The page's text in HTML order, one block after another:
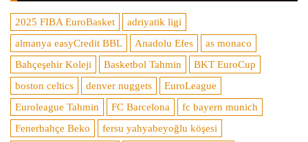
2025 FIBA EuroBasket
adriyatik ligi
almanya easyCredit BBL
Anadolu Efes
as monaco
Bahçeşehir Koleji
Basketbol Tahmin
BKT EuroCup
boston celtics
denver nuggets
EuroLeague
Euroleague Tahmin
FC Barcelona
fc bayern munich
Fenerbahçe Beko
fersu yahyabeyoğlu köşesi